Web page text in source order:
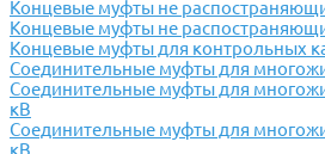
Концевые муфты не
Концевые муфты не
Концевые муфты для контрольных
Соединительные муфты для
Соединительные муфты для
кВ
Соединительные муфты для
кВ